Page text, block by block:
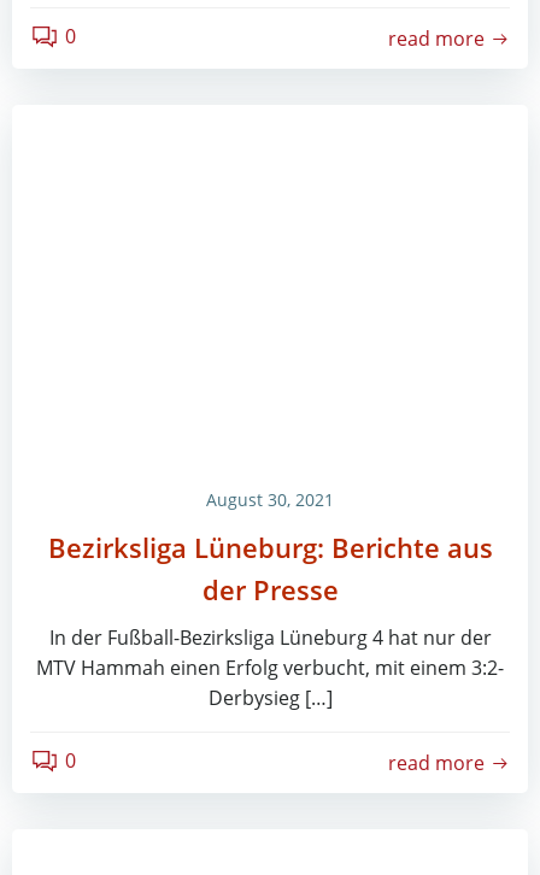
0 read more
August 30, 2021
Bezirksliga Lüneburg: Berichte aus
der Presse
In der Fußball-Bezirksliga Lüneburg 4 hat nur der
MTV Hammah einen Erfolg verbucht, mit einem 3:2-
Derbysieg […]
0 read more